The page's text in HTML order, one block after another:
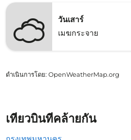
วันเสาร์
เมฆกระจาย
ดำเนินการโดย: OpenWeatherMap.org
เที่ยวบินที่คล้ายกัน